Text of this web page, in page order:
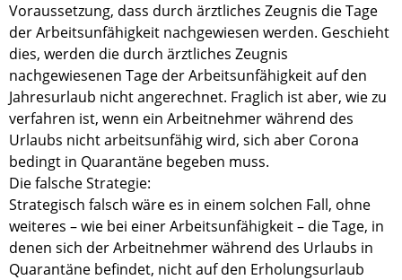
Voraussetzung, dass durch ärztliches Zeugnis die Tage
der Arbeitsunfähigkeit nachgewiesen werden. Geschieht
dies, werden die durch ärztliches Zeugnis
nachgewiesenen Tage der Arbeitsunfähigkeit auf den
Jahresurlaub nicht angerechnet. Fraglich ist aber, wie zu
verfahren ist, wenn ein Arbeitnehmer während des
Urlaubs nicht arbeitsunfähig wird, sich aber Corona
bedingt in Quarantäne begeben muss.
Die falsche Strategie:
Strategisch falsch wäre es in einem solchen Fall, ohne
weiteres – wie bei einer Arbeitsunfähigkeit – die Tage, in
denen sich der Arbeitnehmer während des Urlaubs in
Quarantäne befindet, nicht auf den Erholungsurlaub